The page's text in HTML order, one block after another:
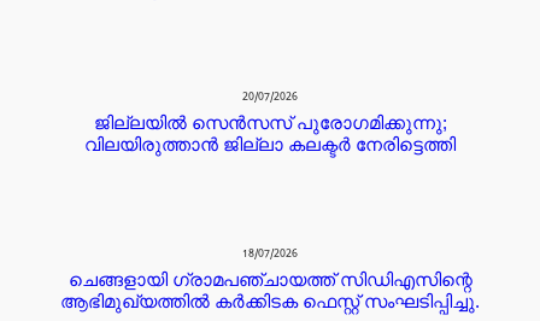
20/07/2026
ജില്ലയില്‍ സെന്‍സസ് പുരോഗമിക്കുന്നു;
വിലയിരുത്താന്‍ ജില്ലാ കലക്ടര്‍ നേരിട്ടെത്തി
18/07/2026
ചെങ്ങളായി ഗ്രാമപഞ്ചായത്ത് സിഡിഎസിന്റെ
ആഭിമുഖ്യത്തിൽ കർക്കിടക ഫെസ്റ്റ് സംഘടിപ്പിച്ചു.